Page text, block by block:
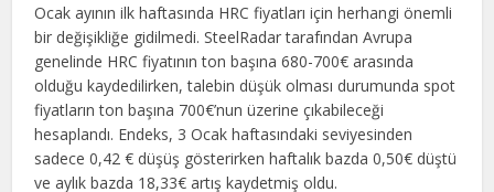
Ocak ayının ilk haftasında HRC fiyatları için herhangi önemli
bir değişikliğe gidilmedi. SteelRadar tarafından Avrupa
genelinde HRC fiyatının ton başına 680-700€ arasında
olduğu kaydedilirken, talebin düşük olması durumunda spot
fiyatların ton başına 700€’nun üzerine çıkabileceği
hesaplandı. Endeks, 3 Ocak haftasındaki seviyesinden
sadece 0,42 € düşüş gösterirken haftalık bazda 0,50€ düştü
ve aylık bazda 18,33€ artış kaydetmiş oldu.